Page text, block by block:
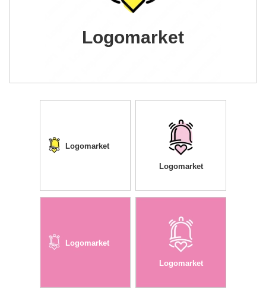
Logomarket
Logomarket
Logomarket
Logomarket
Logomarket